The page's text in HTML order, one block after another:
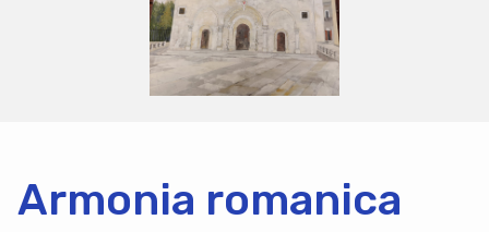
Armonia romanica